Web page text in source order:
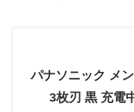
パナソニック メ
3枚刃 黒 充電